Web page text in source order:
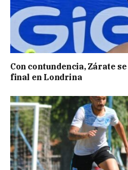
Con contundencia, Zárate
final en Londrina